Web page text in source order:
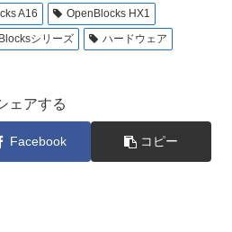
A16
OpenBlocks HX1
シリーズ
ハードウェア
ェアする
Facebook コピー